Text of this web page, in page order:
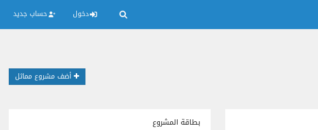
دخول حساب جديد
أضف مشروع مماثل
بطاقة المشروع